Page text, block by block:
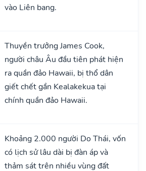
vào Liên bang.
Thuyền trưởng James Cook,
người châu Âu đầu tiên phát hiện
ra quần đảo Hawaii, bị thổ dân
giết chết gần Kealakekua tại
chính quần đảo Hawaii.
Khoảng 2.000 người Do Thái, vốn
có lịch sử lâu dài bị đàn áp và
thảm sát trên nhiều vùng đất